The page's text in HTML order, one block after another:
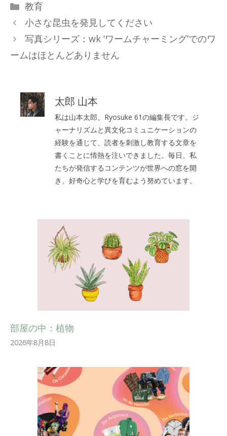
カ
テ
ゴ
リ
ー
教育
小さな昆虫を発見してください
写真シリーズ：wk ‘ワームチャーミング’でのワ
ームはほとんどありません
太郎 山本
私は山本太郎、Ryosuke 61の編集長です。ジ
ャーナリズムと異文化コミュニケーションの
経験を通じて、読者を刺激し教育する文章を
書くことに情熱を注いできました。毎日、私
たちが発信するコンテンツが世界への窓を開
き、好奇心と学びを育むよう努めています。
部屋の中：植物
2026年8月8日